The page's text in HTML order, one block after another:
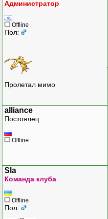
Администратор
Offline
Пол:
Пролетал мимо
alliance
Постоялец
Offline
Sla
Команда клуба
Offline
Пол: